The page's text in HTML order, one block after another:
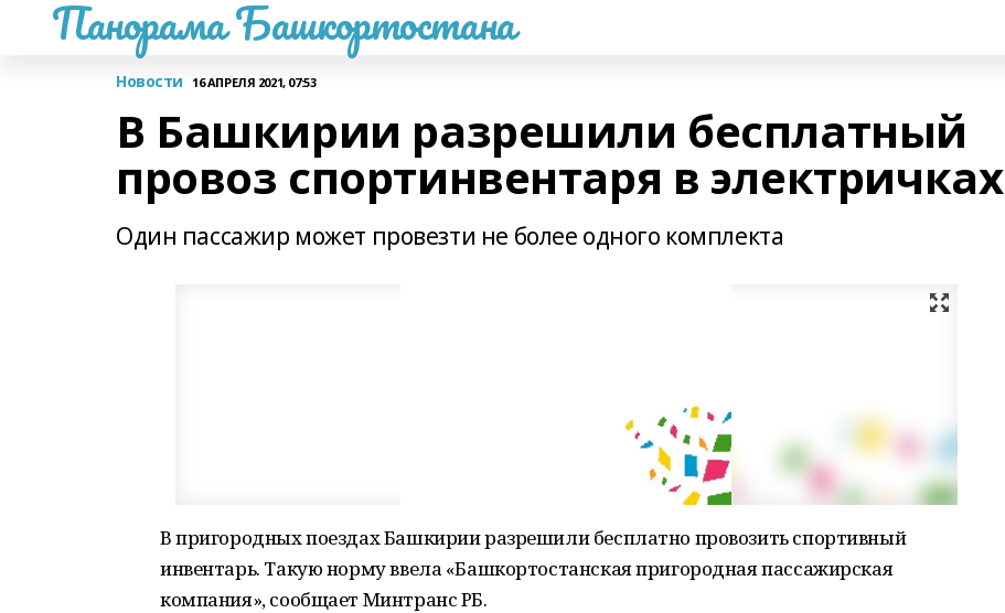
Панорама Башкортостана
Новости 16 АПРЕЛЯ 2021, 07:53
В Башкирии разрешили бесплатный
провоз спортинвентаря в электричках
Один пассажир может провезти не более одного комплекта
В пригородных поездах Башкирии разрешили бесплатно провозить спортивный
инвентарь. Такую норму ввела «Башкортостанская пригородная пассажирская
компания», сообщает Минтранс РБ.